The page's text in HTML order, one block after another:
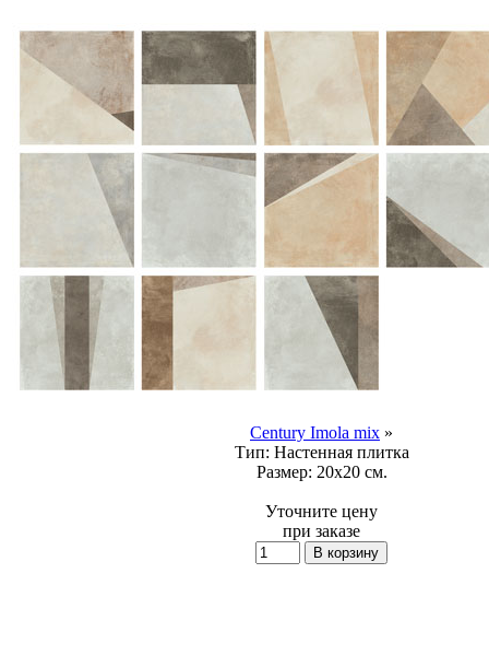
Century Imola mix »
Тип: Настенная плитка
Размер: 20x20 см.
Уточните цену
при заказе